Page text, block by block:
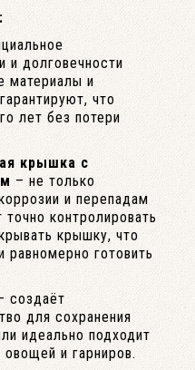
и долговечности
материалы и
что
лет без потери
крышка с
– не только
и перепадам
контролировать
крышку, что
равномерно готовить
создаёт
для сохранения
идеально подходит
и гарниров.